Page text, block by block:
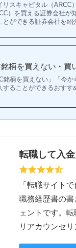
リスキャピタル（
）を買える証券会社
とができる証券会社を紹
柄を買えない・買
銘柄を買えない」「今
することができるおすす
転職して入
「転職サイト
職務経歴書の
ェントです。
リアカウンセリ